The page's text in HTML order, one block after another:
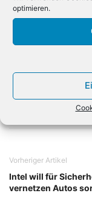
optimieren.
«Wir freuen uns,
unser IBM-
auch hier, zu den
werden», betont
Vorheriger Artikel
Intel will für
vernetzen Autos